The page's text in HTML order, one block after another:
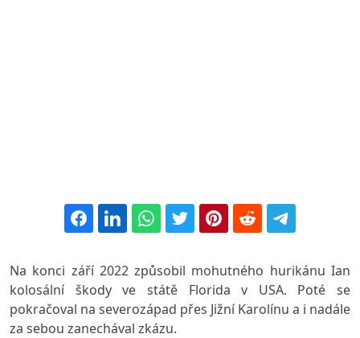
Na konci září 2022 způsobil mohutného hurikánu Ian
kolosální škody ve státě Florida v USA. Poté se
pokračoval na severozápad přes Jižní Karolínu a i nadále
za sebou zanechával zkázu.